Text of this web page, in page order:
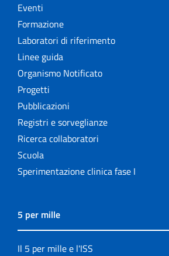
Eventi
Formazione
Laboratori di riferimento
Linee guida
Organismo Notificato
Progetti
Pubblicazioni
Registri e sorveglianze
Ricerca collaboratori
Scuola
Sperimentazione clinica fase I
5 per mille
Il 5 per mille e l'ISS